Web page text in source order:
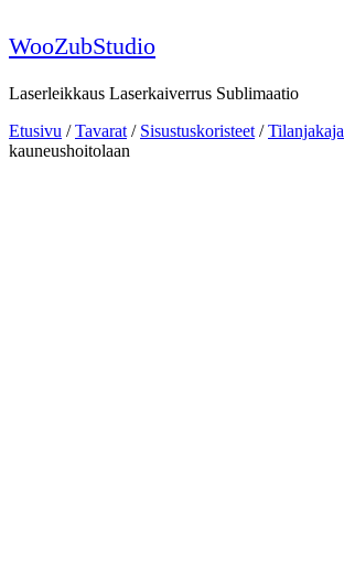
to
content
WooZubStudio
Laserleikkaus Laserkaiverrus Sublimaatio
Etusivu /Tavarat / Sisustuskoristeet /Tilanjakaja
kauneushoitolaan